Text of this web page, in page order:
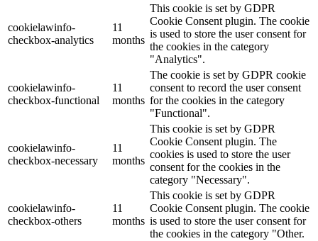
cookielawinfo-
checkbox-analytics
11
months
This cookie is set by GDPR
Cookie Consent plugin. The cookie
is used to store the user consent for
the cookies in the category
"Analytics".
cookielawinfo-
checkbox-functional
11
months
The cookie is set by GDPR cookie
consent to record the user consent
for the cookies in the category
"Functional".
cookielawinfo-
checkbox-necessary
11
months
This cookie is set by GDPR
Cookie Consent plugin. The
cookies is used to store the user
consent for the cookies in the
category "Necessary".
cookielawinfo-
checkbox-others
11
months
This cookie is set by GDPR
Cookie Consent plugin. The cookie
is used to store the user consent for
the cookies in the category "Other.